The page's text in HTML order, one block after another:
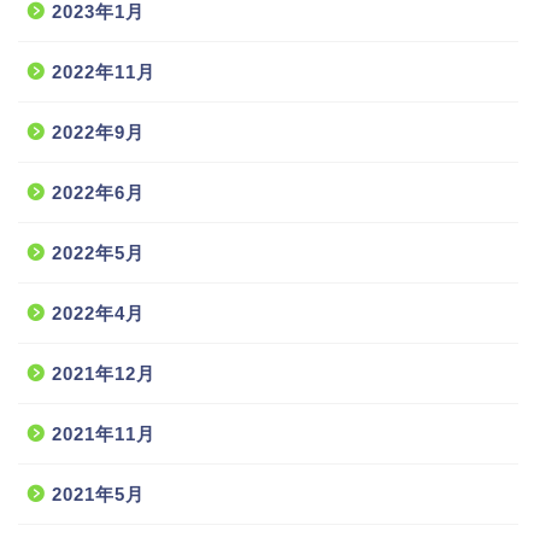
2023年1月
2022年11月
2022年9月
2022年6月
2022年5月
2022年4月
2021年12月
2021年11月
2021年5月